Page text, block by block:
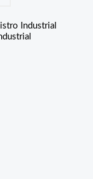
Industrial